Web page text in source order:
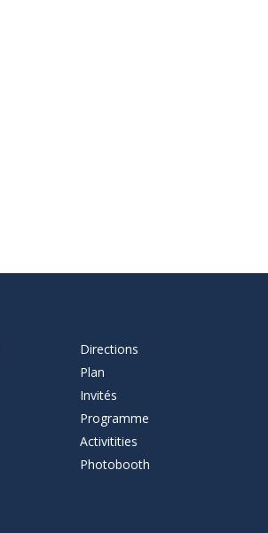
Directions
Plan
Invités
Programme
Activitities
Photobooth